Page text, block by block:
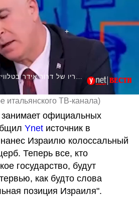
итальянского ТВ-канала)
официальных
Ynet источник в
Израилю колоссальный
Теперь все, кто
государство, будут
как будто слова
позиция Израиля".